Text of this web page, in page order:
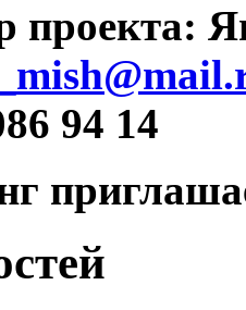
проекта:
94 14